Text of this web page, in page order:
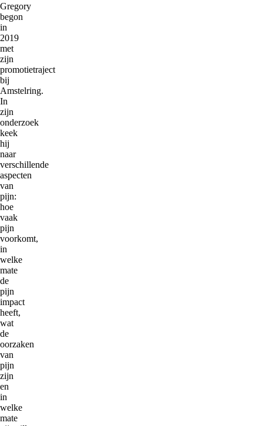
Gregory
begon
in
2019
met
zijn
promotietraject
bij
Amstelring.
In
zijn
onderzoek
keek
hij
naar
verschillende
aspecten
van
pijn:
hoe
vaak
pijn
voorkomt,
in
welke
mate
de
pijn
impact
heeft,
wat
de
oorzaken
van
pijn
zijn
en
in
welke
mate